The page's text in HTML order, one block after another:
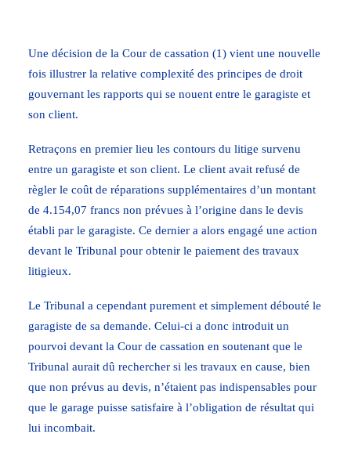
Une décision de la Cour de cassation (1) vient une nouvelle
fois illustrer la relative complexité des principes de droit
gouvernant les rapports qui se nouent entre le garagiste et
son client.
Retraçons en premier lieu les contours du litige survenu
entre un garagiste et son client. Le client avait refusé de
règler le coût de réparations supplémentaires d’un montant
de 4.154,07 francs non prévues à l’origine dans le devis
établi par le garagiste. Ce dernier a alors engagé une action
devant le Tribunal pour obtenir le paiement des travaux
litigieux.
Le Tribunal a cependant purement et simplement débouté le
garagiste de sa demande. Celui-ci a donc introduit un
pourvoi devant la Cour de cassation en soutenant que le
Tribunal aurait dû rechercher si les travaux en cause, bien
que non prévus au devis, n’étaient pas indispensables pour
que le garage puisse satisfaire à l’obligation de résultat qui
lui incombait.